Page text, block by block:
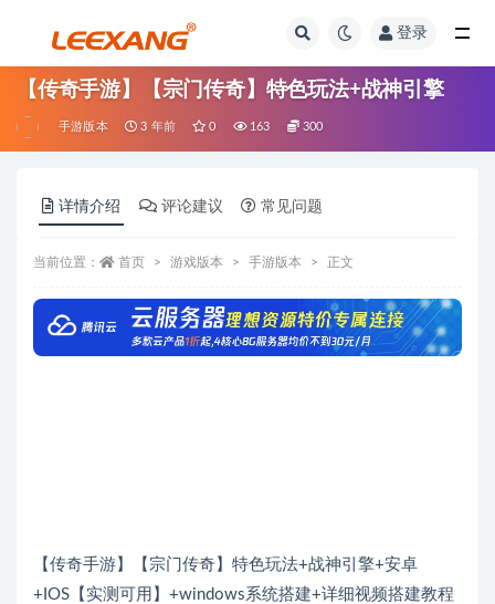
登录
【传奇手游】【宗门传奇】特色玩法+战神引擎
手游版本 3 年前 0 163 300
详情介绍 评论建议 常见问题
当前位置： 首页 游戏版本 手游版本 正文
【传奇手游】【宗门传奇】特色玩法+战神引擎+安卓
+IOS【实测可用】+windows系统搭建+详细视频搭建教程